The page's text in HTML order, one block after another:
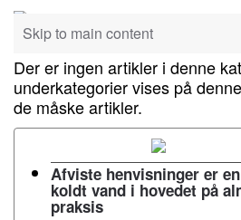
Skip to main content
Der er ingen artikler i denne
underkategorier vises på
de måske artikler.
Afviste henvisninger er
koldt vand i hovedet på
praksis